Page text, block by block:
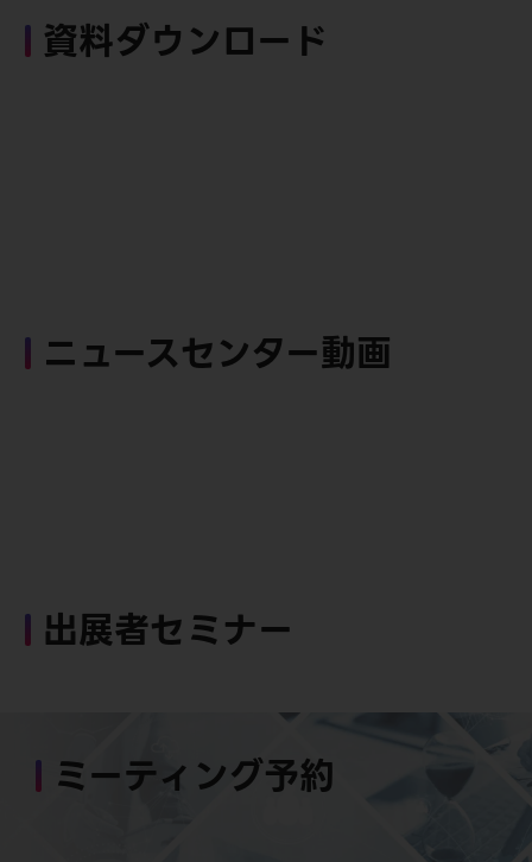
資料ダウンロード
ニュースセンター動画
出展者セミナー
ミーティング予約